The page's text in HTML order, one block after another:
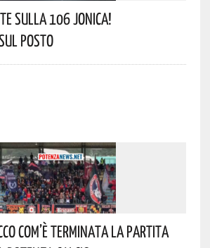
Sulla 106 Jonica!
Posto
Com’è Terminata La Partita